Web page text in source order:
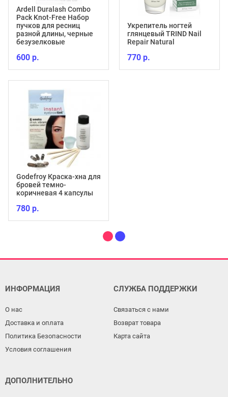
Ardell Duralash Combo
Pack Knot-Free Набор
пучков для ресниц
разной длины, черные
безузелковые
600 р.
Godefroy Краска-хна для
бровей темно-
коричневая 4 капсулы
780 р.
Укрепитель ногтей
глянцевый TRIND Nail
Repair Natural
770 р.
ИНФОРМАЦИЯ
О нас
Доставка и оплата
Политика Безопасности
Условия соглашения
СЛУЖБА ПОДДЕРЖКИ
Связаться с нами
Возврат товара
Карта сайта
ДОПОЛНИТЕЛЬНО